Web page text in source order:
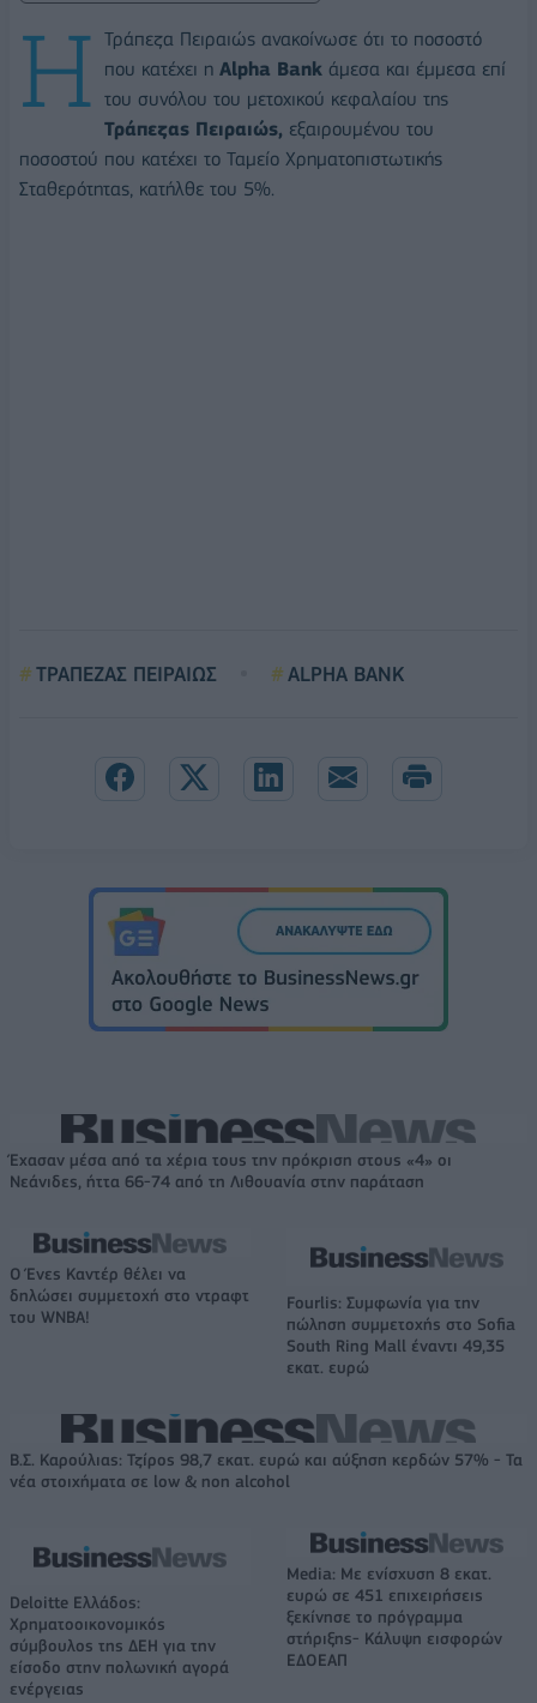
Η Τράπεζα Πειραιώς ανακοίνωσε ότι το ποσοστό
που κατέχει η Alpha Bank άμεσα και έμμεσα επί
του συνόλου του μετοχικού κεφαλαίου της
Τράπεζας Πειραιώς, εξαιρουμένου του
ποσοστού που κατέχει το Ταμείο Χρηματοπιστωτικής
Σταθερότητας, κατήλθε του 5%.
ΤΡΑΠΕΖΑΣ ΠΕΙΡΑΙΩΣ ALPHA BANK
Έχασαν μέσα από τα χέρια τους την πρόκριση στους «4» οι
Νεάνιδες, ήττα 66-74 από τη Λιθουανία στην παράταση
Ο Ένες Καντέρ θέλει να
δηλώσει συμμετοχή στο ντραφτ
του WNBA!
Fourlis: Συμφωνία για την
πώληση συμμετοχής στο Sofia
South Ring Mall έναντι 49,35
εκατ. ευρώ
Β.Σ. Καρούλιας: Τζίρος 98,7 εκατ. ευρώ και αύξηση κερδών 57% - Τα
νέα στοιχήματα σε low & non alcohol
Deloitte Ελλάδος:
Χρηματοοικονομικός
σύμβουλος της ΔΕΗ για την
είσοδο στην πολωνική αγορά
ενέργειας
Media: Με ενίσχυση 8 εκατ.
ευρώ σε 451 επιχειρήσεις
ξεκίνησε το πρόγραμμα
στήριξης- Κάλυψη εισφορών
ΕΔΟΕΑΠ